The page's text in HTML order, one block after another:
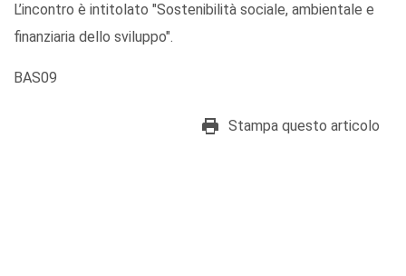
L’incontro è intitolato "Sostenibilità sociale, ambientale e
finanziaria dello sviluppo".
BAS09
Stampa questo articolo